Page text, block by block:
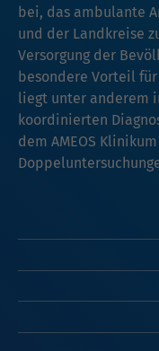
bei, das ambulante
und der Landkreise
Versorgung der
besondere Vorteil
liegt unter anderem
koordinierten
dem AMEOS